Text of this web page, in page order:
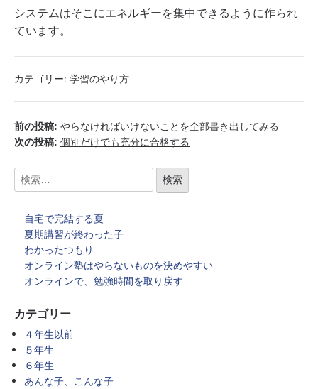
システムはそこにエネルギーを集中できるように作られ
ています。
カテゴリー: 学習のやり方
前の投稿: やらなければいけないことを全部書き出してみる
次の投稿: 個別だけでも充分に合格する
自宅で完結する夏
夏期講習が終わった子
わかったつもり
オンライン塾はやらないものを決めやすい
オンラインで、勉強時間を取り戻す
カテゴリー
４年生以前
５年生
６年生
あんな子、こんな子